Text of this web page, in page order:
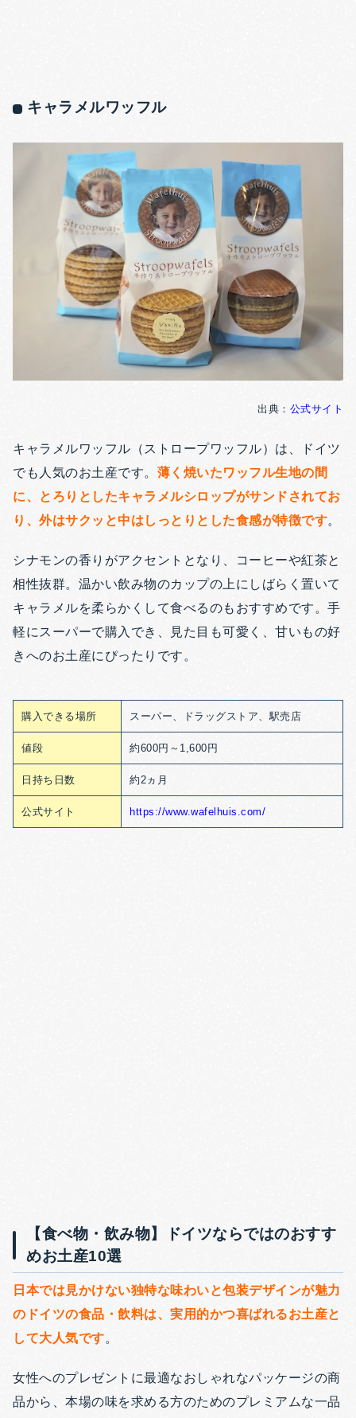
キャラメルワッフル
出典： 公式サイト
キャラメルワッフル（ストロープワッフル）は、ドイツ
でも人気のお土産です。 薄く焼いたワッフル生地の間
に、とろりとしたキャラメルシロップがサンドされてお
り、外はサクッと中はしっとりとした食感が特徴です。
シナモンの香りがアクセントとなり、コーヒーや紅茶と
相性抜群。温かい飲み物のカップの上にしばらく置いて
キャラメルを柔らかくして食べるのもおすすめです。手
軽にスーパーで購入でき、見た目も可愛く、甘いもの好
きへのお土産にぴったりです。
購入できる場所 スーパー、ドラッグストア、駅売店
値段 約600円～1,600円
日持ち日数 約2ヵ月
公式サイト https://www.wafelhuis.com/
【食べ物・飲み物】ドイツならではのおすす
めお土産10選
日本では見かけない独特な味わいと包装デザインが魅力
のドイツの食品・飲料は、実用的かつ喜ばれるお土産と
して大人気です。
女性へのプレゼントに最適なおしゃれなパッケージの商
品から、本場の味を求める方のためのプレミアムな一品